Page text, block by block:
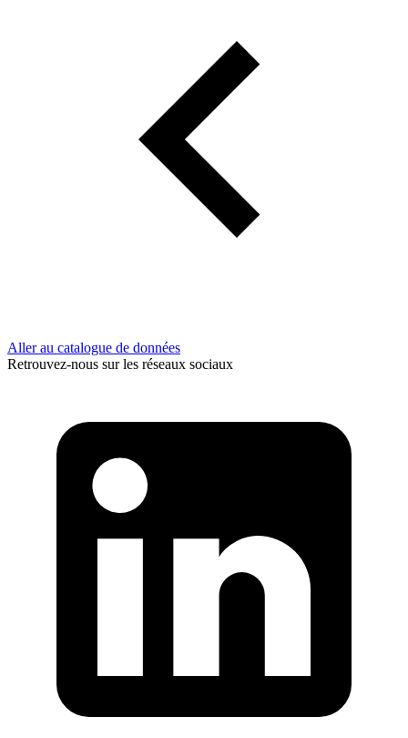
Aller au catalogue de données
Retrouvez-nous sur les réseaux sociaux